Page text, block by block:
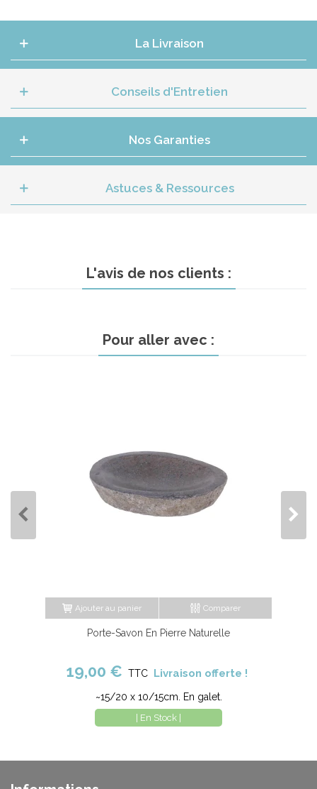
La Livraison
Conseils d'Entretien
Nos Garanties
Astuces & Ressources
L'avis de nos clients :
Pour aller avec :
Ajouter au panier Comparer
Porte-Savon En Pierre Naturelle
19,00 € TTC Livraison offerte !
~15/20 x 10/15cm. En galet.
| En Stock |